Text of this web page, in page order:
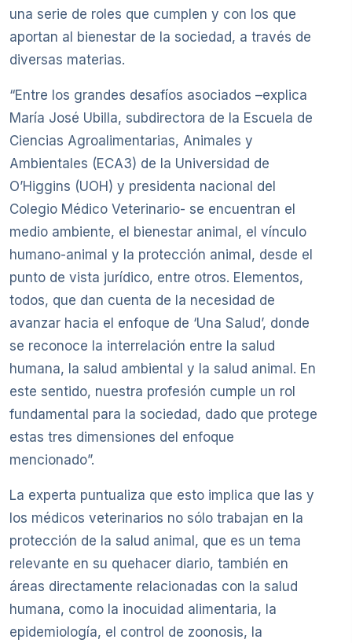
una serie de roles que cumplen y con los que
aportan al bienestar de la sociedad, a través de
diversas materias.
“Entre los grandes desafíos asociados –explica
María José Ubilla, subdirectora de la Escuela de
Ciencias Agroalimentarias, Animales y
Ambientales (ECA3) de la Universidad de
O’Higgins (UOH) y presidenta nacional del
Colegio Médico Veterinario- se encuentran el
medio ambiente, el bienestar animal, el vínculo
humano-animal y la protección animal, desde el
punto de vista jurídico, entre otros. Elementos,
todos, que dan cuenta de la necesidad de
avanzar hacia el enfoque de ‘Una Salud’, donde
se reconoce la interrelación entre la salud
humana, la salud ambiental y la salud animal. En
este sentido, nuestra profesión cumple un rol
fundamental para la sociedad, dado que protege
estas tres dimensiones del enfoque
mencionado”.
La experta puntualiza que esto implica que las y
los médicos veterinarios no sólo trabajan en la
protección de la salud animal, que es un tema
relevante en su quehacer diario, también en
áreas directamente relacionadas con la salud
humana, como la inocuidad alimentaria, la
epidemiología, el control de zoonosis, la